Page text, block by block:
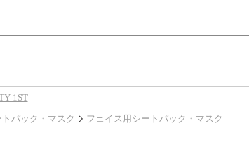
1ST
トパック・マスク
フェイス用シートパック・マスク